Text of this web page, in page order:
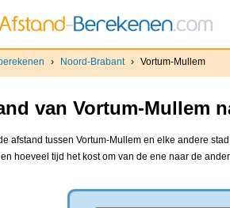
› Noord-Brabant › Vortum-Mullem
van Vortum-Mullem
afstand tussen Vortum-Mullem en elke andere
hoeveel tijd het kost om van de ene naar de